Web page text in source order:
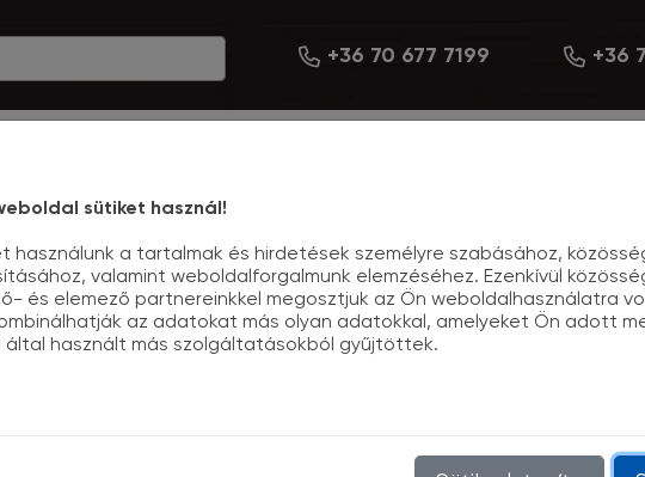
+36 70 677 7199 +36
sütiket használ!
használunk a tartalmak és hirdetések személyre szabásához,
valamint weboldalforgalmunk elemzéséhez. Ezenkívül
és elemező partnereinkkel megosztjuk az Ön weboldalhasználatra
az adatokat más olyan adatokkal, amelyeket Ön adott
által használt más szolgáltatásokból gyűjtöttek.